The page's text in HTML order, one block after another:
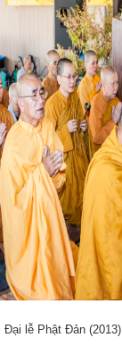
Đại lễ Phật Đản (2013)